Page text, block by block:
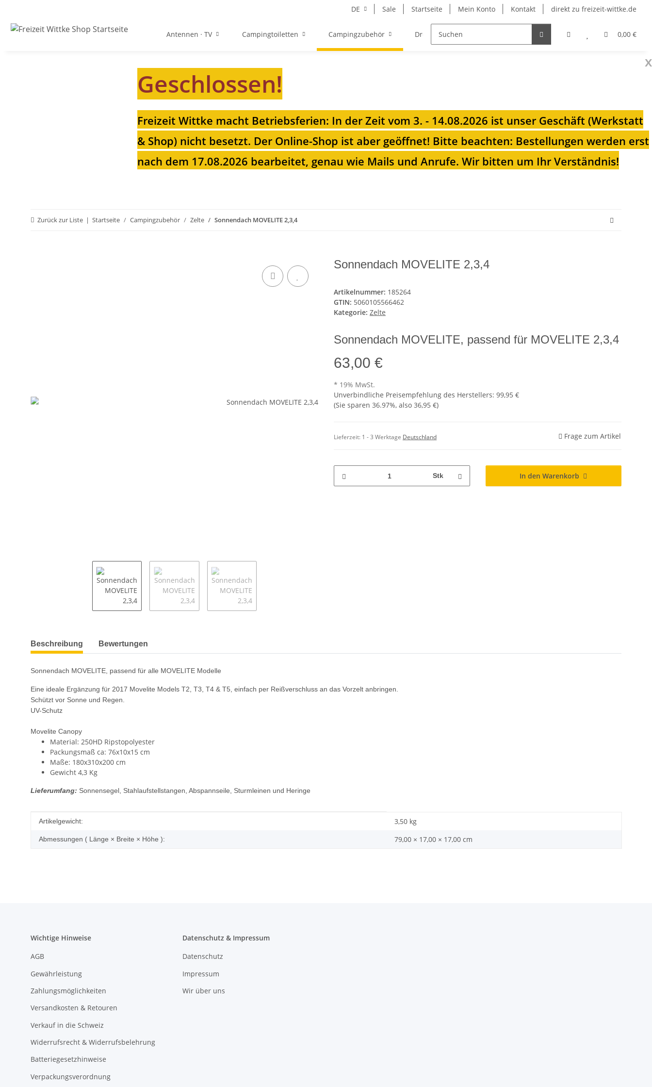
DE Sale Startseite Mein Konto Kontakt direkt zu freizeit-wittke.de
0,00 €
Antennen · TV Campingtoiletten Campingzubehör Drehkonsolen Heizungen für Ihren
x
Geschlossen!
Freizeit Wittke macht Betriebsferien: In der Zeit vom 3. - 14.08.2026 ist unser Geschäft (Werkstatt
& Shop) nicht besetzt. Der Online-Shop ist aber geöffnet! Bitte beachten: Bestellungen werden erst
nach dem 17.08.2026 bearbeitet, genau wie Mails und Anrufe. Wir bitten um Ihr Verständnis!
Zurück zur Liste Startseite Campingzubehör Zelte Sonnendach MOVELITE 2,3,4
Sonnendach MOVELITE 2,3,4
Artikelnummer: 185264
GTIN: 5060105566462
Kategorie: Zelte
Sonnendach MOVELITE, passend für MOVELITE 2,3,4
63,00 €
* 19% MwSt.
Unverbindliche Preisempfehlung des Herstellers: 99,95 €
(Sie sparen 36.97%, also 36,95 €)
Lieferzeit: 1 - 3 Werktage Deutschland Frage zum Artikel
Stk In den Warenkorb
weitere Registerkarten anzeigen
Beschreibung Bewertungen
Sonnendach MOVELITE, passend für alle MOVELITE Modelle
Eine ideale Ergänzung für 2017 Movelite Models T2, T3, T4 & T5 , einfach per Reißverschluss an das Vorzelt anbringen.
Schützt vor Sonne und Regen.
UV-Schutz
Movelite Canopy
Material: 250HD Ripstopolyester
Packungsmaß ca: 76x10x15 cm
Maße: 180x310x200 cm
Gewicht 4,3 Kg
Lieferumfang: Sonnensegel, Stahlaufstellstangen, Abspannseile, Sturmleinen und Heringe
Produkteigenschaft
Wert
Artikelgewicht: 3,50 kg
Abmessungen ( Länge × Breite × Höhe ): 79,00 × 17,00 × 17,00 cm
Wichtige Hinweise
AGB
Gewährleistung
Zahlungsmöglichkeiten
Versandkosten & Retouren
Verkauf in die Schweiz
Widerrufsrecht & Widerrufsbelehrung
Batteriegesetzhinweise
Verpackungsverordnung
Datenschutz & Impressum
Datenschutz
Impressum
Wir über uns